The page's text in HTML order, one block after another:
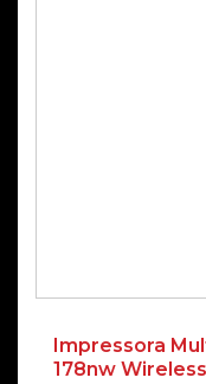
Impressora
178nw Wireless